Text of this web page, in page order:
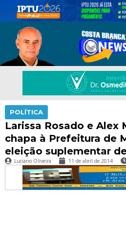
POLÍTICA
Larissa Rosado e Alex
chapa à Prefeitura de
eleição suplementar
Luciano Oliveira 11 de abril de 2014